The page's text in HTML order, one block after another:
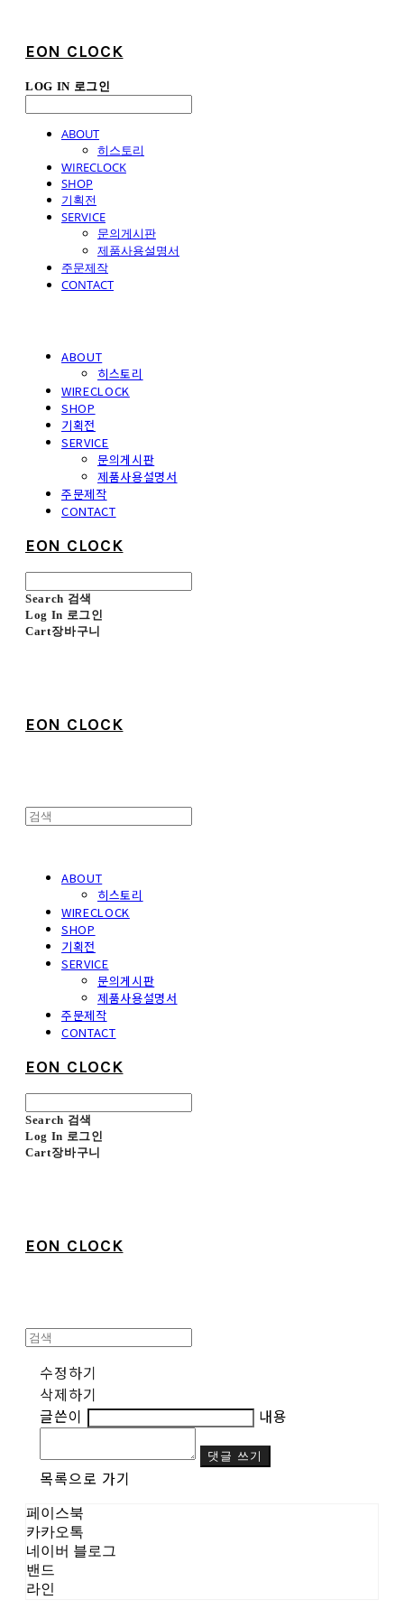
EON CLOCK
LOG IN 로그인
ABOUT
히스토리
WIRECLOCK
SHOP
기획전
SERVICE
문의게시판
제품사용설명서
주문제작
CONTACT
ABOUT
히스토리
WIRECLOCK
SHOP
기획전
SERVICE
문의게시판
제품사용설명서
주문제작
CONTACT
EON CLOCK
Search 검색
Log In 로그인
Cart장바구니
EON CLOCK
ABOUT
히스토리
WIRECLOCK
SHOP
기획전
SERVICE
문의게시판
제품사용설명서
주문제작
CONTACT
EON CLOCK
Search 검색
Log In 로그인
Cart장바구니
EON CLOCK
수정하기
삭제하기
글쓴이
내용
댓글 쓰기
목록으로 가기
페이스북
카카오톡
네이버 블로그
밴드
라인